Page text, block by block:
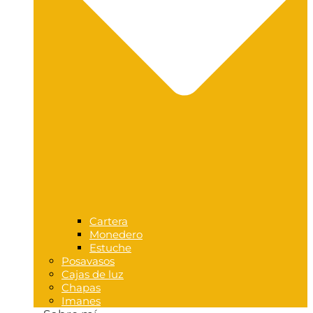
Cartera
Monedero
Estuche
Posavasos
Cajas de luz
Chapas
Imanes